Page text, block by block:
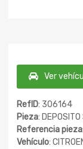
Ver
RefID: 306164
Pieza: DEPOSITO
Referencia pieza
Vehículo: